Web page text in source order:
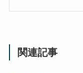
関連記事